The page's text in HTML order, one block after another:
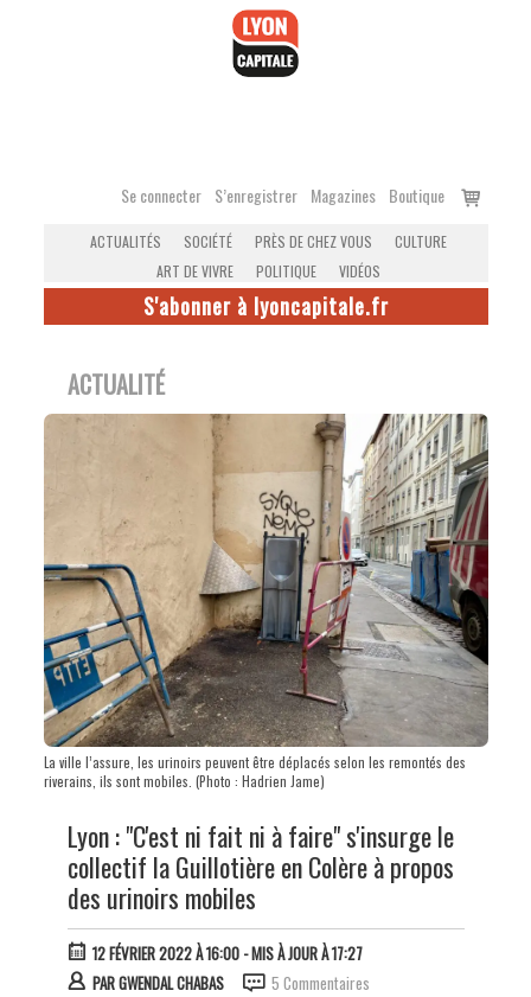
Se connecter S’enregistrer Magazines Boutique
Voir
ACTUALITÉS SOCIÉTÉ PRÈS DE CHEZ VOUS
CULTURE
ART DE VIVRE
POLITIQUE VIDÉOS
S'abonner à lyoncapitale.fr
ACTUALITÉ
La ville l’assure, les urinoirs peuvent être déplacés selon les remontés des
riverains, ils sont mobiles. (Photo : Hadrien Jame)
Lyon : "C'est ni fait ni à faire" s'insurge le
collectif la Guillotière en Colère à propos
des urinoirs mobiles
12 FÉVRIER 2022 À 16:00- MIS À JOUR À 17:27
PARGWENDAL CHABAS 5 Commentaires